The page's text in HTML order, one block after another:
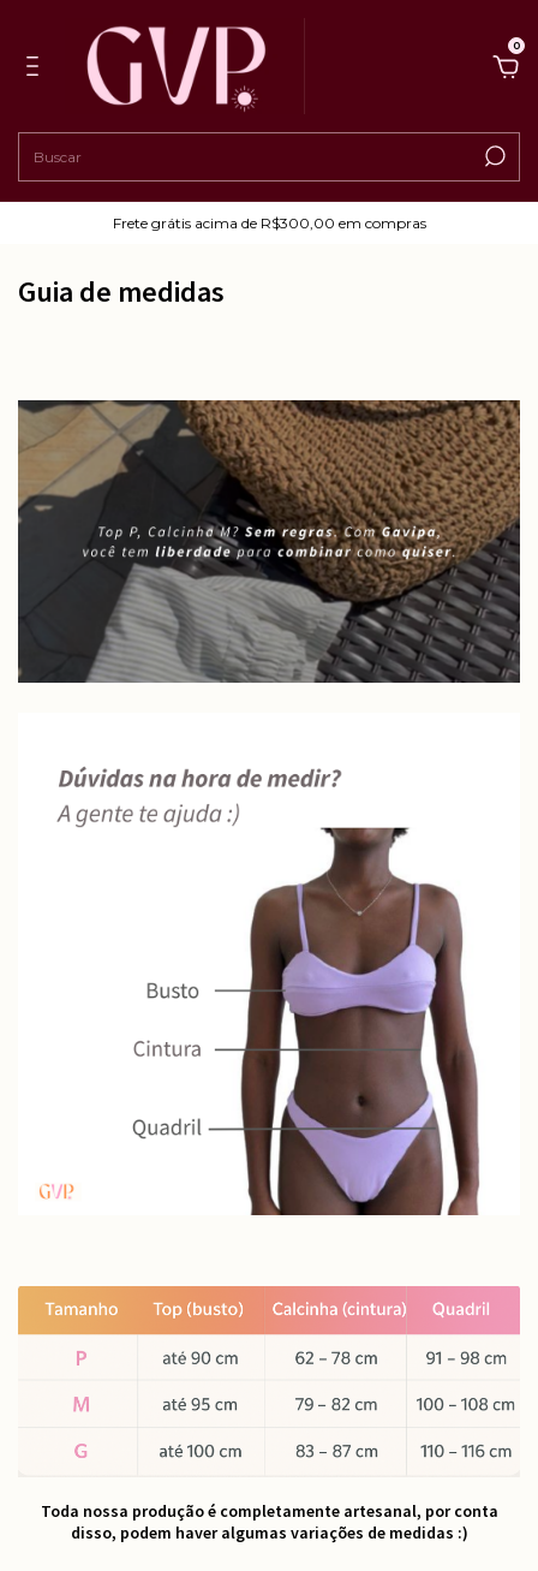
0
Frete grátis acima de R$300,00 em compras
Guia de medidas
Toda nossa produção é completamente artesanal, por conta
disso, podem haver algumas variações de medidas :)